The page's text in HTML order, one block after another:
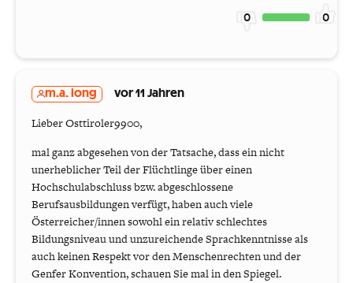
0 0
m.a. long vor 11 Jahren
Lieber Osttiroler9900,
mal ganz abgesehen von der Tatsache, dass ein nicht
unerheblicher Teil der Flüchtlinge über einen
Hochschulabschluss bzw. abgeschlossene
Berufsausbildungen verfügt, haben auch viele
Österreicher/innen sowohl ein relativ schlechtes
Bildungsniveau und unzureichende Sprachkenntnisse als
auch keinen Respekt vor den Menschenrechten und der
Genfer Konvention, schauen Sie mal in den Spiegel.